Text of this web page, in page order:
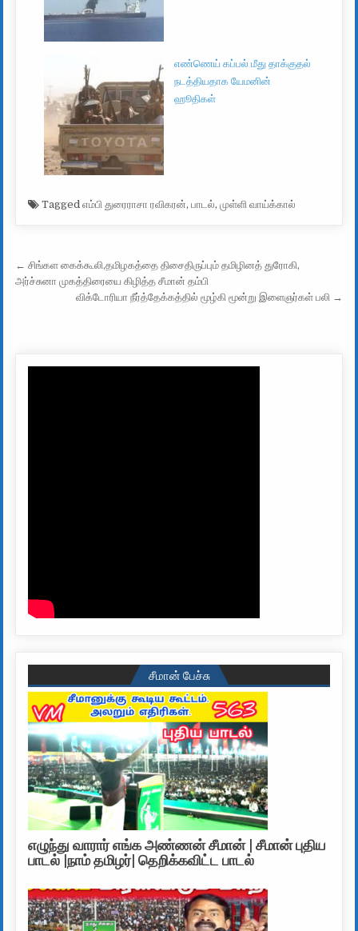
எண்ணெய் கப்பல் மீது தாக்குதல்
நடத்தியதாக யேமனின்
ஹூதிகள்
Taggedஎம்பி துரைராசா ரவிகரன்,பாடல்,முள்ளி வாய்க்கால்
Post navigation
← சிங்கள கைக்கூலி,தமிழகத்தை திசைதிருப்பும் தமிழினத் துரோகி,
அர்ச்சுனா முகத்திரையை கிழித்த சீமான் தம்பி
விக்டோரியா நீர்த்தேக்கத்தில் மூழ்கி மூன்று இளைஞர்கள் பலி →
சீமான் பேச்சு
எழுந்து வாரார் எங்க அண்ணன் சீமான் | சீமான் புதிய
பாடல் |நாம் தமிழர்| தெறிக்கவிட்ட பாடல்